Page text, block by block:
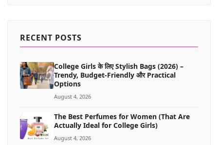
RECENT POSTS
College Girls के लिए Stylish Bags (2026) –
Trendy, Budget-Friendly और Practical
Options
August 4, 2026
The Best Perfumes for Women (That Are
Actually Ideal for College Girls)
August 4, 2026